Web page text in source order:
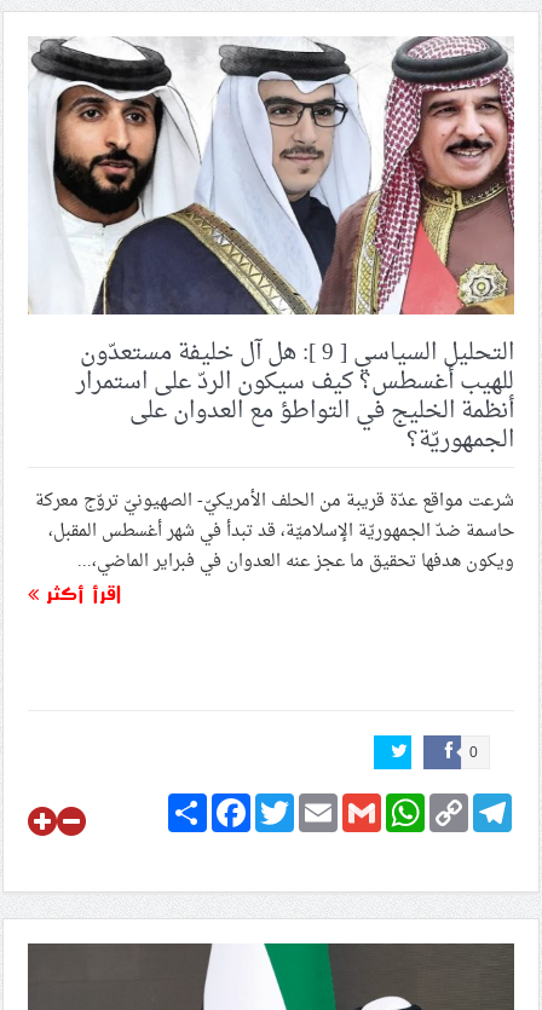
التحليل السياسي [ 9 ]: هل آل خليفة مستعدّون
للهيب أغسطس؟ كيف سيكون الردّ على استمرار
أنظمة الخليج في التواطؤ مع العدوان على
الجمهوريّة؟
شرعت مواقع عدّة قريبة من الحلف الأمريكيّ- الصهيونيّ تروّج معركة
حاسمة ضدّ الجمهوريّة الإسلاميّة، قد تبدأ في شهر أغسطس المقبل،
ويكون هدفها تحقيق ما عجز عنه العدوان في فبراير الماضي،...
اقرأ أكثر
0
ShareFacebookTwitterEmailGmail
WhatsApp Copy
Link
Telegram